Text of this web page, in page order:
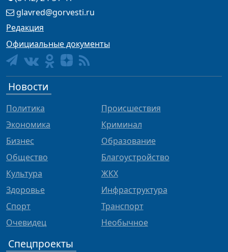
glavred@gorvesti.ru
Редакция
Официальные документы
Новости
Политика
Экономика
Бизнес
Общество
Культура
Здоровье
Спорт
Очевидец
Происшествия
Криминал
Образование
Благоустройство
ЖКХ
Инфраструктура
Транспорт
Необычное
Спецпроекты